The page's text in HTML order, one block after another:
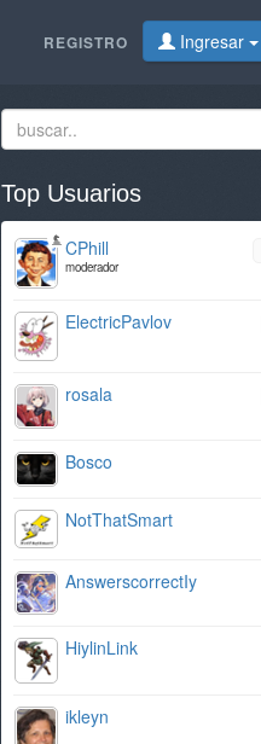
REGISTRO Ingresar
Top Usuarios
CPhill
moderador
ElectricPavlov
rosala
Bosco
NotThatSmart
AnswerscorrectIy
HiylinLink
ikleyn